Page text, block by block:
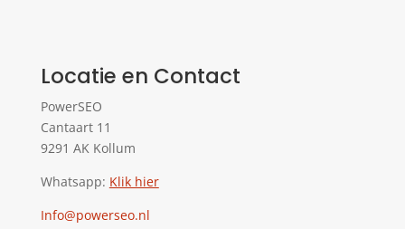
Locatie en Contact
PowerSEO
Cantaart 11
9291 AK Kollum
Whatsapp: Klik hier
Info@powerseo.nl